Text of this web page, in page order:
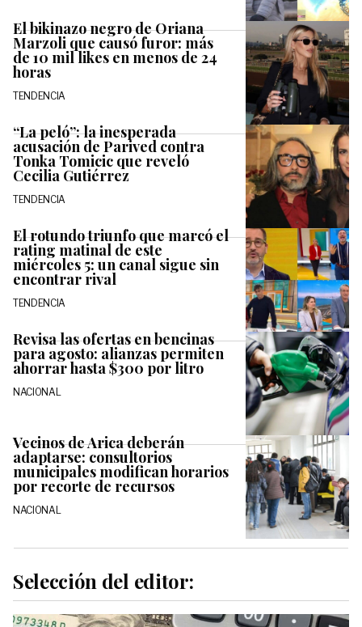
El bikinazo negro de Oriana
Marzoli que causó furor: más
de 10 mil likes en menos de 24
horas
TENDENCIA
“La peló”: la inesperada
acusación de Parived contra
Tonka Tomicic que reveló
Cecilia Gutiérrez
TENDENCIA
El rotundo triunfo que marcó el
rating matinal de este
miércoles 5: un canal sigue sin
encontrar rival
TENDENCIA
Revisa las ofertas en bencinas
para agosto: alianzas permiten
ahorrar hasta $300 por litro
NACIONAL
Vecinos de Arica deberán
adaptarse: consultorios
municipales modifican horarios
por recorte de recursos
NACIONAL
Selección del editor: